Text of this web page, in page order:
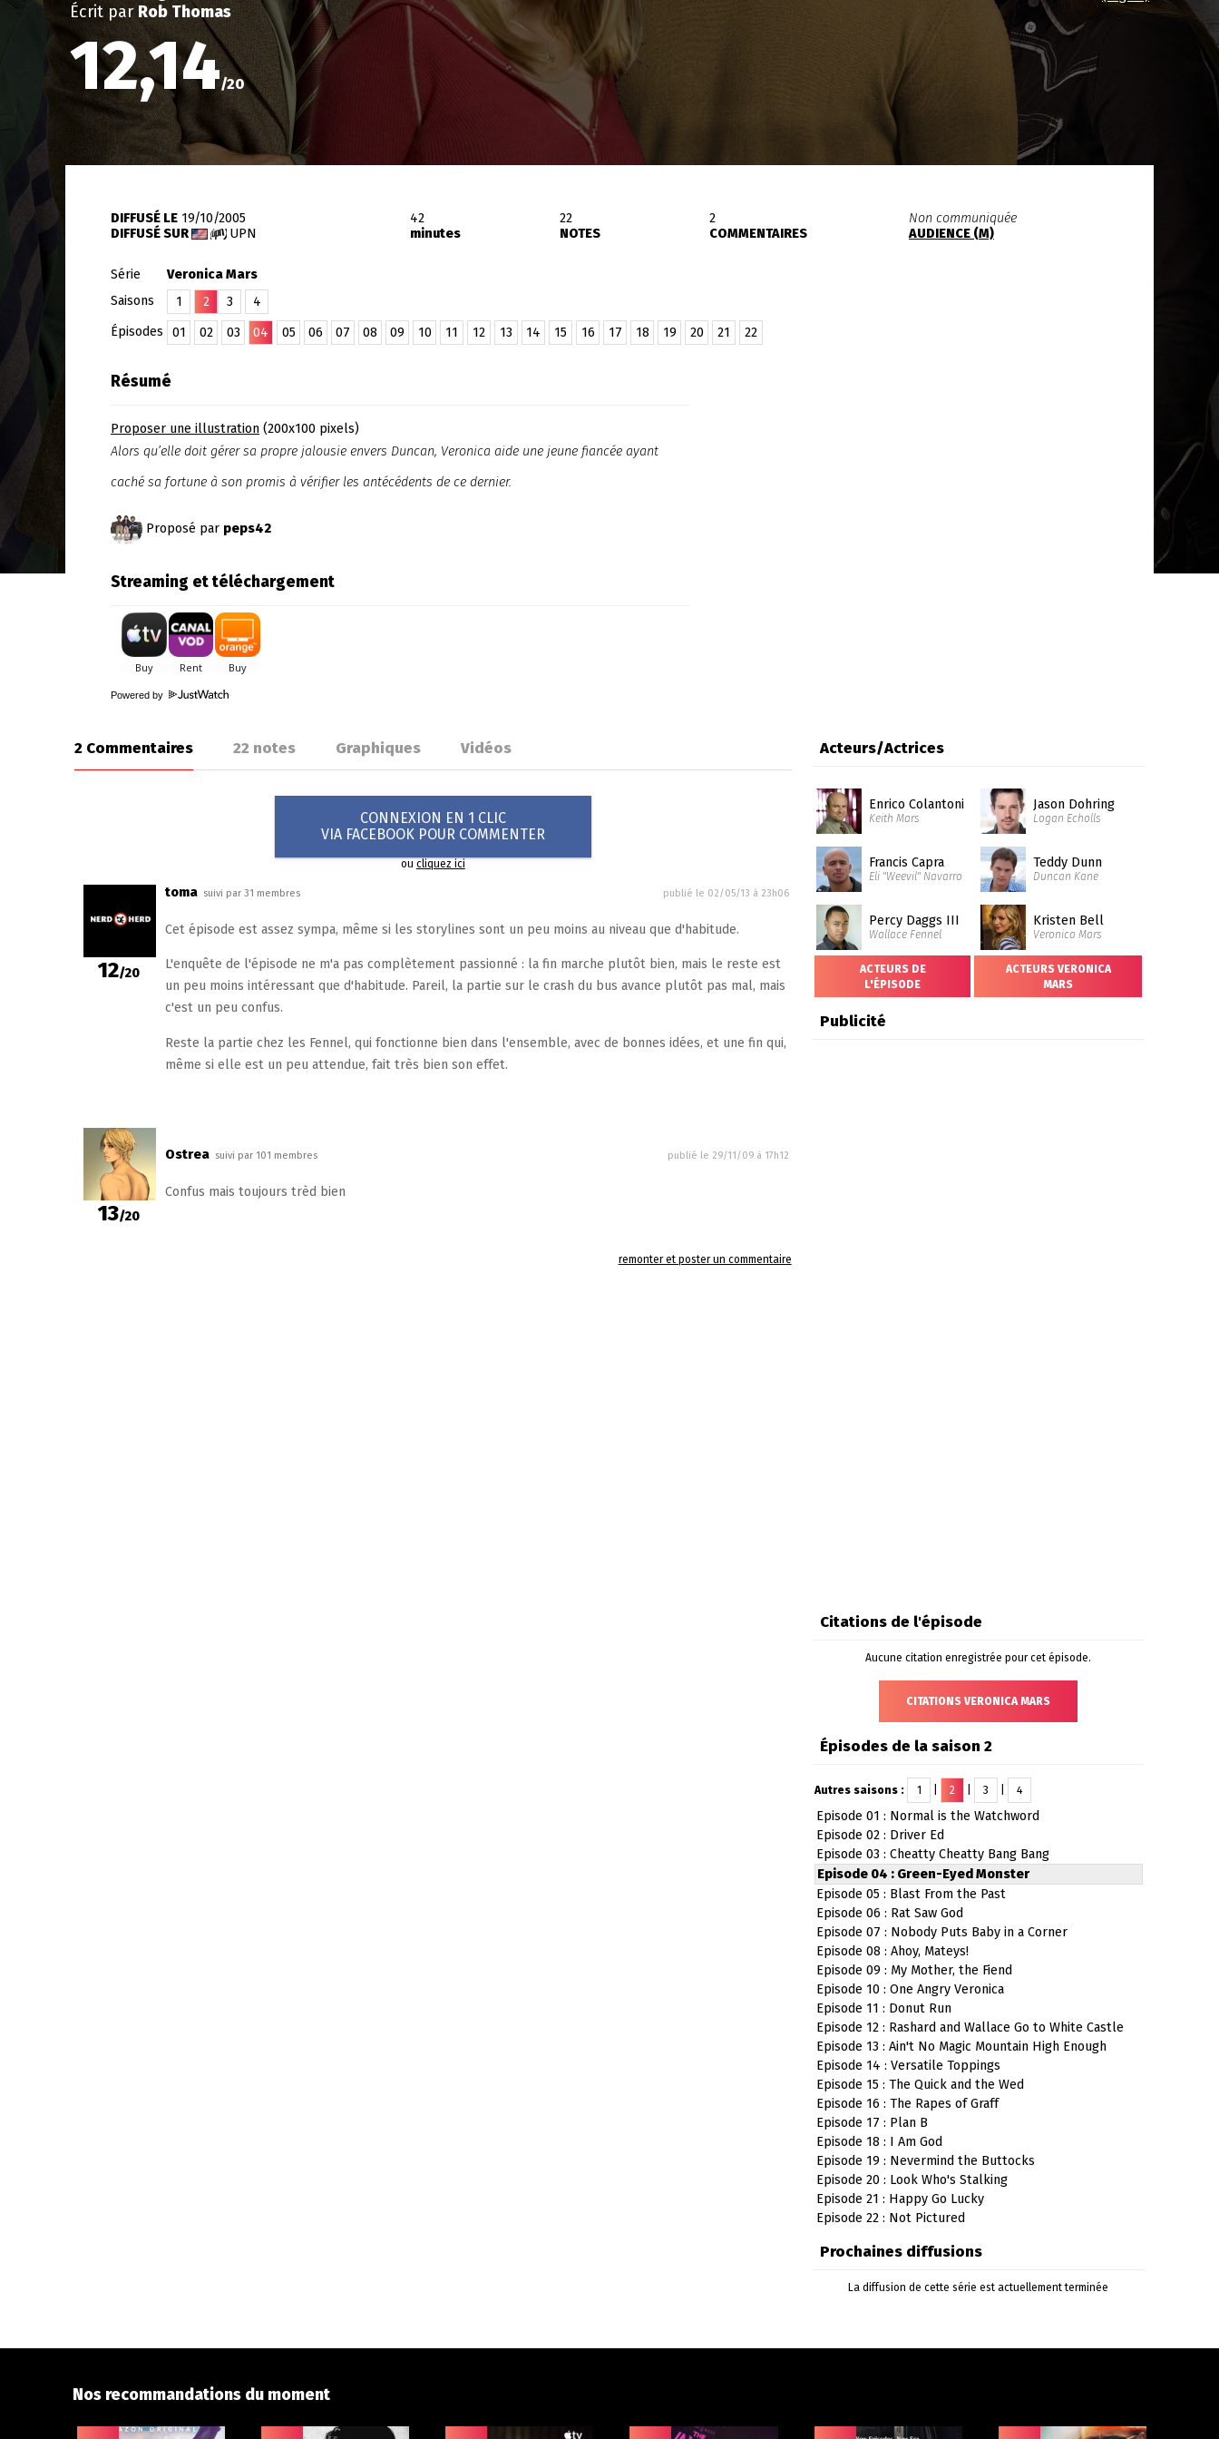
Écrit par Rob Thomas
12,14/20
DIFFUSÉ LE 19/10/2005
DIFFUSÉ SUR
UPN
42
minutes
22
NOTES
2
COMMENTAIRES
Non communiquée
AUDIENCE (M)
Série
Veronica Mars
Saisons
1 2 3
4
Épisodes
01 02 03 04 05 06 07 08 09 10 11 12 13 14 15 16 17 18 19 20 21 22
Résumé
Proposer une illustration (200x100 pixels)
Alors qu’elle doit gérer sa propre jalousie envers Duncan, Veronica aide une jeune fiancée ayant
caché sa fortune à son promis à vérifier les antécédents de ce dernier.
Proposé par peps42
Streaming et téléchargement
Powered by
2 Commentaires 22 notes Graphiques Vidéos
CONNEXION EN 1 CLIC
VIA FACEBOOK POUR COMMENTER
oucliquez ici
12/20
toma suivi par 31 membres publié le 02/05/13 à 23h06
Cet épisode est assez sympa, même si les storylines sont un peu moins au niveau que d'habitude.
L'enquête de l'épisode ne m'a pas complètement passionné : la fin marche plutôt bien, mais le reste est
un peu moins intéressant que d'habitude. Pareil, la partie sur le crash du bus avance plutôt pas mal, mais
c'est un peu confus.
Reste la partie chez les Fennel, qui fonctionne bien dans l'ensemble, avec de bonnes idées, et une fin qui,
même si elle est un peu attendue, fait très bien son effet.
13/20
Ostrea suivi par 101 membres publié le 29/11/09 à 17h12
Confus mais toujours trèd bien
remonter et poster un commentaire
Acteurs/Actrices
Enrico Colantoni
Keith Mars
Jason Dohring
Logan Echolls
Francis Capra
Eli "Weevil" Navarro
Teddy Dunn
Duncan Kane
Percy Daggs III
Wallace Fennel
Kristen Bell
Veronica Mars
ACTEURS DE
L'ÉPISODE
ACTEURS VERONICA
MARS
Publicité
Citations de l'épisode
Aucune citation enregistrée pour cet épisode.
CITATIONS VERONICA MARS
Épisodes de la saison 2
Autres saisons : 1 2 3 4
Episode 01 : Normal is the Watchword
Episode 02 : Driver Ed
Episode 03 : Cheatty Cheatty Bang Bang
Episode 04 : Green-Eyed Monster
Episode 05 : Blast From the Past
Episode 06 : Rat Saw God
Episode 07 : Nobody Puts Baby in a Corner
Episode 08 : Ahoy, Mateys!
Episode 09 : My Mother, the Fiend
Episode 10 : One Angry Veronica
Episode 11 : Donut Run
Episode 12 : Rashard and Wallace Go to White Castle
Episode 13 : Ain't No Magic Mountain High Enough
Episode 14 : Versatile Toppings
Episode 15 : The Quick and the Wed
Episode 16 : The Rapes of Graff
Episode 17 : Plan B
Episode 18 : I Am God
Episode 19 : Nevermind the Buttocks
Episode 20 : Look Who's Stalking
Episode 21 : Happy Go Lucky
Episode 22 : Not Pictured
Prochaines diffusions
La diffusion de cette série est actuellement terminée
Nos recommandations du moment